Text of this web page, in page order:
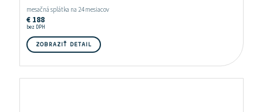
mesačná splátka na 24 mesiacov
€ 188
bez DPH
ZOBRAZIŤ DETAIL